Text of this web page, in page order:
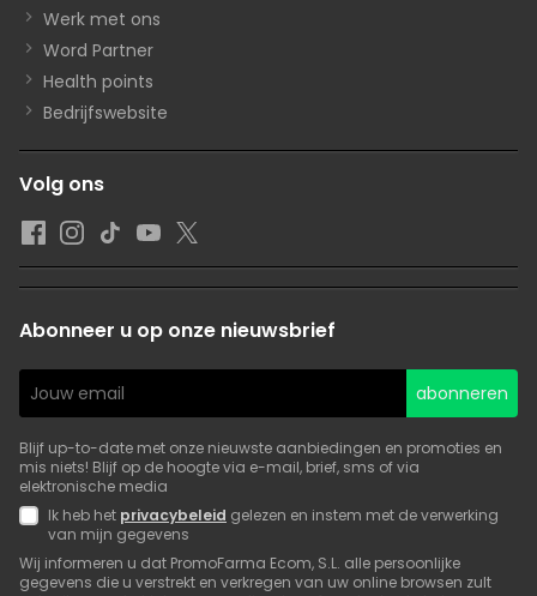
Werk met ons
Word Partner
Health points
Bedrijfswebsite
Volg ons
Abonneer u op onze nieuwsbrief
abonneren
Blijf up-to-date met onze nieuwste aanbiedingen en promoties en
mis niets! Blijf op de hoogte via e-mail, brief, sms of via
elektronische media
Ik heb het privacybeleid gelezen en instem met de verwerking
van mijn gegevens
Wij informeren u dat PromoFarma Ecom, S.L. alle persoonlijke
gegevens die u verstrekt en verkregen van uw online browsen zult